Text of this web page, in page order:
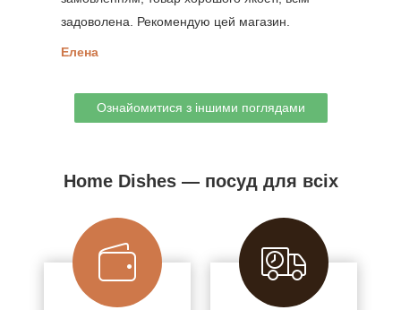
задоволена. Рекомендую цей магазин.
Елена
Ознайомитися з іншими поглядами
Home Dishes — посуд для всіх